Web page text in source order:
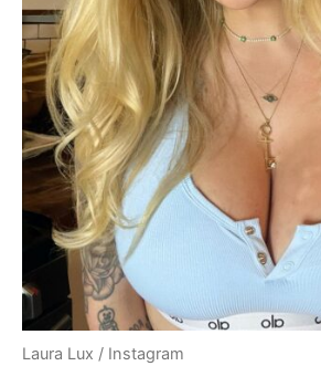
Laura Lux / Instagram